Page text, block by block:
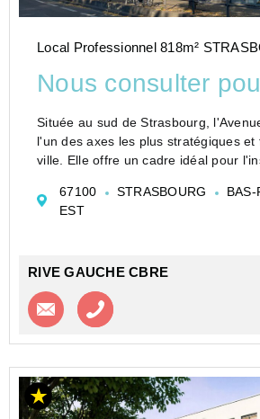
Local Professionnel 818m²
Nous consulter
Située au sud de Strasbourg,
l'un des axes les plus stratégiques
ville. Elle offre un cadre idéal pour
un environnement pr...
67100 STRASBOURG BAS-
EST
RIVE GAUCHE CBRE
Contacter l'agence